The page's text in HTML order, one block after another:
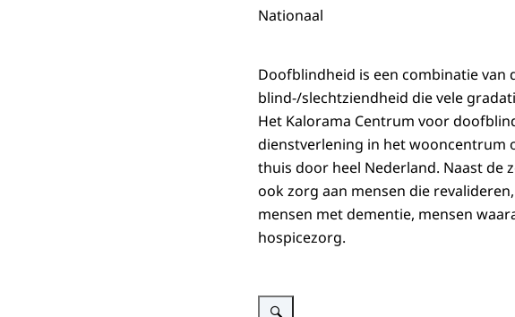
Nationaal
Doofblindheid is een combinatie
blind-/slechtziendheid die vele
Het Kalorama Centrum voor
dienstverlening in het wooncentrum
thuis door heel Nederland. Naast de
ook zorg aan mensen die
mensen met dementie, mensen
hospicezorg.
Vergroot afbeelding Prinses Margriet opent het